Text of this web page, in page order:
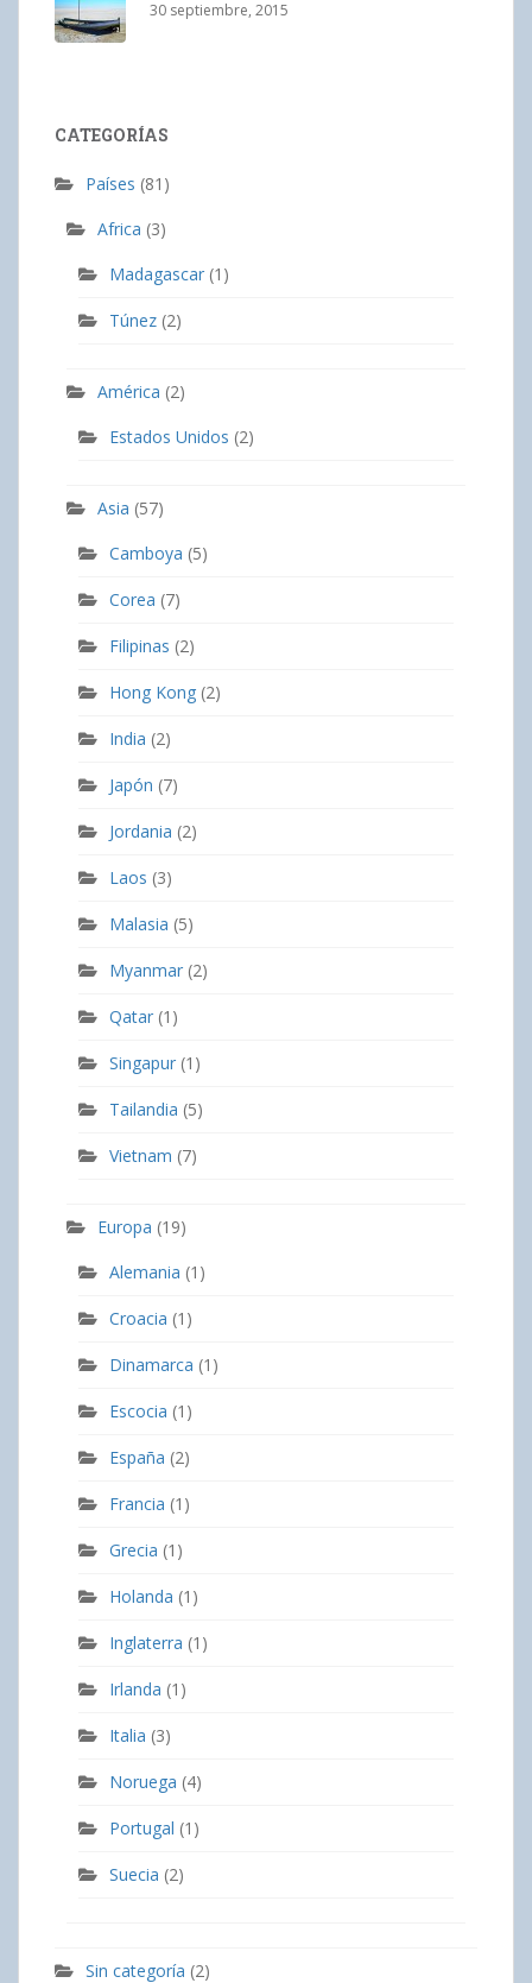
30 septiembre, 2015
CATEGORÍAS
Países (81)
Africa (3)
Madagascar (1)
Túnez (2)
América (2)
Estados Unidos (2)
Asia (57)
Camboya (5)
Corea (7)
Filipinas (2)
Hong Kong (2)
India (2)
Japón (7)
Jordania (2)
Laos (3)
Malasia (5)
Myanmar (2)
Qatar (1)
Singapur (1)
Tailandia (5)
Vietnam (7)
Europa (19)
Alemania (1)
Croacia (1)
Dinamarca (1)
Escocia (1)
España (2)
Francia (1)
Grecia (1)
Holanda (1)
Inglaterra (1)
Irlanda (1)
Italia (3)
Noruega (4)
Portugal (1)
Suecia (2)
Sin categoría (2)